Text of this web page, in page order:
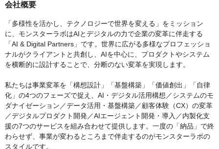
会社概要
「多様性を活かし、テクノロジーで世界を変える」をミッション
に、モンスターラボはAIとデジタルの力で企業の変革に伴走する
「AI & Digital Partners」です。世界に広がる多様なプロフェッショ
ナルがクライアントと共創し、AIを中心に、プロダクトやシステム
を横断的に設計することで、分断のない変革を実現します。
私たちは事業変革を「構想設計」「基盤構築」「価値創出」「自律
化」の4つのフェーズで捉え、AI・デジタル活用構想／システムのモ
ダナイゼーション／データ活用・基盤構築／顧客体験（CX）の変革
／デジタルプロダクト開発／AIエージェント開発・導入／内製化支
援の7つのサービスを組み合わせて提供します。一度の「納品」で終
わらせず、事業が変わるところまで伴走するのがモンスターラボの
スタイルです。